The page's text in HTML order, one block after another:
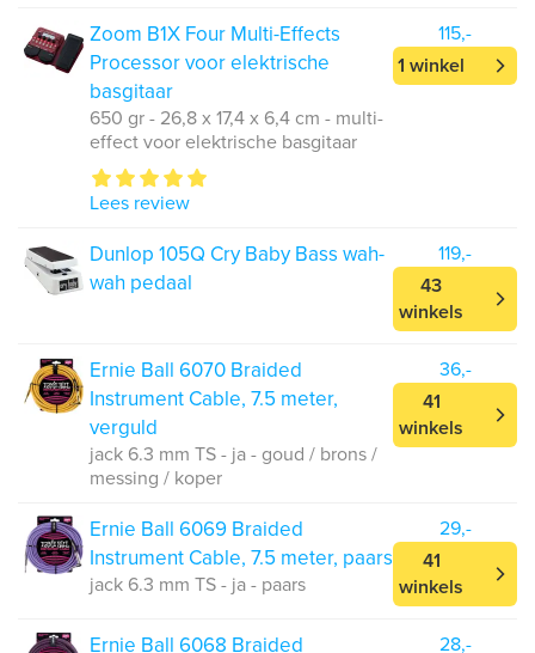
Zoom B1X Four Multi-Effects
Processor voor elektrische
basgitaar
650 gr - 26,8 x 17,4 x 6,4 cm - multi-
effect voor elektrische basgitaar
Lees review
115,-
1 winkel
Dunlop 105Q Cry Baby Bass wah-
wah pedaal
119,-
43
winkels
Ernie Ball 6070 Braided
Instrument Cable, 7.5 meter,
verguld
jack 6.3 mm TS - ja - goud / brons /
messing / koper
36,-
41
winkels
Ernie Ball 6069 Braided
Instrument Cable, 7.5 meter, paars
jack 6.3 mm TS - ja - paars
29,-
41
winkels
Ernie Ball 6068 Braided 28,-